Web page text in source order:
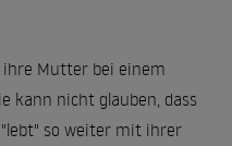
ihre Mutter bei einem
kann nicht glauben, dass
so weiter mit ihrer